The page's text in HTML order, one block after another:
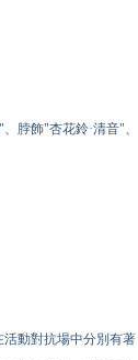
脖飾"杏花鈴·清音"、
動對抗場中分別有著